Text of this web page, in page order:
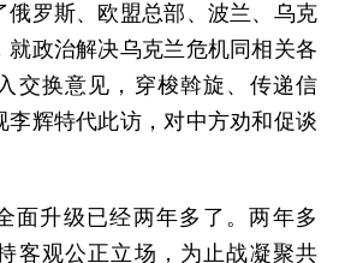
俄罗斯、欧盟总部、波兰、乌克
就政治解决乌克兰危机同相关各
交换意见，穿梭斡旋、传递信
李辉特代此访，对中方劝和促谈
面升级已经两年多了。两年多
客观公正立场，为止战凝聚共